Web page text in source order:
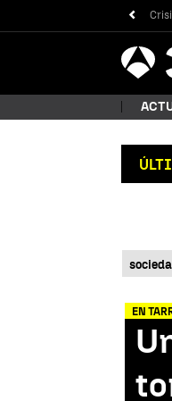
Antena
3
EN